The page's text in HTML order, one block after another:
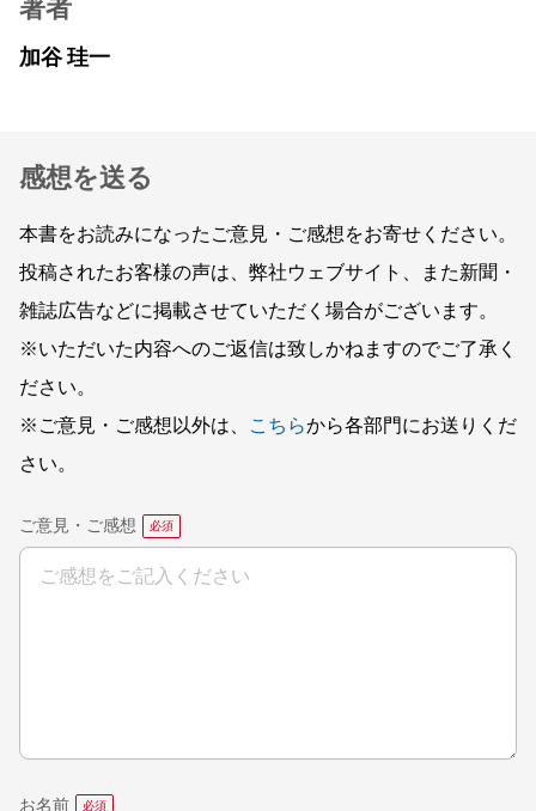
著者
加谷 珪一
感想を送る
本書をお読みになったご意見・ご感想をお寄せください。
投稿されたお客様の声は、弊社ウェブサイト、また新聞・
雑誌広告などに掲載させていただく場合がございます。
※いただいた内容へのご返信は致しかねますのでご了承く
ださい。
※ご意見・ご感想以外は、
こちらから各部門にお送りくだ
さい。
ご意見・ご感想
お名前